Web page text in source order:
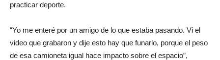
practicar deporte.
“Yo me enteré por un amigo de lo que estaba pasando. Vi el
video que grabaron y dije esto hay que funarlo, porque el peso
de esa camioneta igual hace impacto sobre el espacio”,